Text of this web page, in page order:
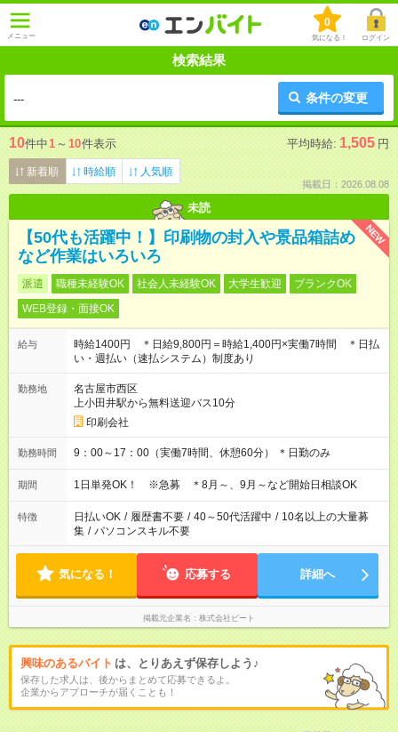
メニュー
0
気になる！ ログイン
検索結果
--- 条件の変更
10件中1 ～ 10件表示 平均時給: 1,505 円
新着順 時給順 人気順
掲載日：2026.08.08
未読
NEW
【50代も活躍中！】印刷物の封入や景品箱詰め
など作業はいろいろ
派遣 職種未経験OK 社会人未経験OK 大学生歓迎
ブランクOK
WEB登録・面接OK
給与
時給1400円 ＊日給9,800円＝時給1,400円×実働7時間 ＊日払
い・週払い（速払システム）制度あり
勤務地
名古屋市西区
上小田井駅から無料送迎バス10分
印刷会社
勤務時間 9：00～17：00（実働7時間、休憩60分） ＊日勤のみ
期間 1日単発OK！ ※急募 ＊8月～、9月～など開始日相談OK
特徴 日払いOK / 履歴書不要 / 40～50代活躍中 / 10名以上の大量募
集 / パソコンスキル不要
気になる！ 応募する 詳細へ
掲載元企業名 株式会社ビート
興味のあるバイト は、とりあえず保存しよう♪
保存した求人は、後からまとめて応募できるよ。
企業からアプローチが届くことも！